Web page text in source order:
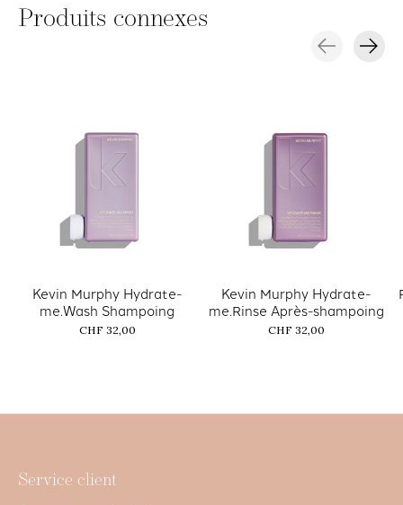
Produits connexes
Kevin Murphy Hydrate-
me.Wash Shampoing
CHF 32,00
Kevin Murphy Hydrate-
me.Rinse Après-shampoing
CHF 32,00
Service client